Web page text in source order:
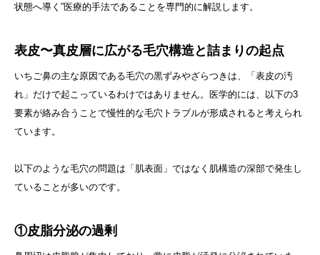
状態へ導く”医療的手法であることを専門的に解説します。
表皮〜真皮層に広がる毛穴構造と詰まりの起点
いちご鼻の主な原因である毛穴の黒ずみやざらつきは、「表皮の汚
れ」だけで起こっているわけではありません。医学的には、以下の3
要素が絡み合うことで慢性的な毛穴トラブルが形成されると考えられ
ています。
以下のような毛穴の問題は「肌表面」ではなく肌構造の深部で発生し
ていることが多いのです。
①皮脂分泌の過剰